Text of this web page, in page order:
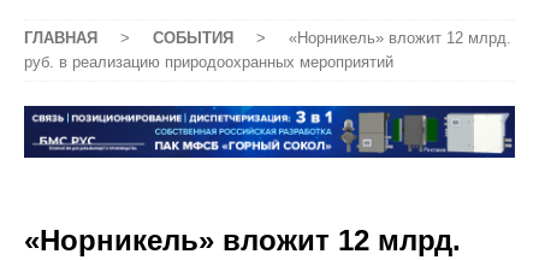
ГЛАВНАЯ > СОБЫТИЯ >
«Норникель» вложит 12 млрд.
руб. в реализацию природоохранных мероприятий
«Норникель» вложит 12 млрд.